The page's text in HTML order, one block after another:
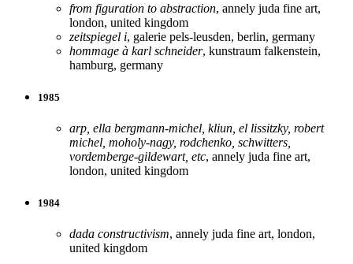
from figuration to abstraction, annely juda fine art,
london, united kingdom
zeitspiegel i, galerie pels-leusden, berlin, germany
hommage à karl schneider, kunstraum falkenstein,
hamburg, germany
1985
arp, ella bergmann-michel, kliun, el lissitzky, robert
michel, moholy-nagy, rodchenko, schwitters,
vordemberge-gildewart, etc, annely juda fine art,
london, united kingdom
1984
dada constructivism, annely juda fine art, london,
united kingdom